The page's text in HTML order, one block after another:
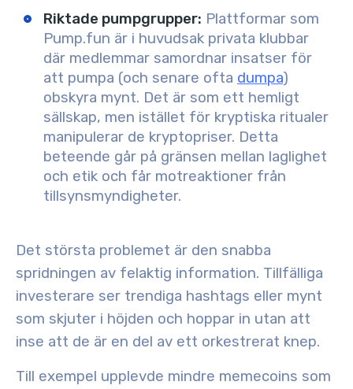
Riktade pumpgrupper: Plattformar som
Pump.fun är i huvudsak privata klubbar
där medlemmar samordnar insatser för
att pumpa (och senare ofta dumpa)
obskyra mynt. Det är som ett hemligt
sällskap, men istället för kryptiska ritualer
manipulerar de kryptopriser. Detta
beteende går på gränsen mellan laglighet
och etik och får motreaktioner från
tillsynsmyndigheter.
Det största problemet är den snabba
spridningen av felaktig information. Tillfälliga
investerare ser trendiga hashtags eller mynt
som skjuter i höjden och hoppar in utan att
inse att de är en del av ett orkestrerat knep.
Till exempel upplevde mindre memecoins som